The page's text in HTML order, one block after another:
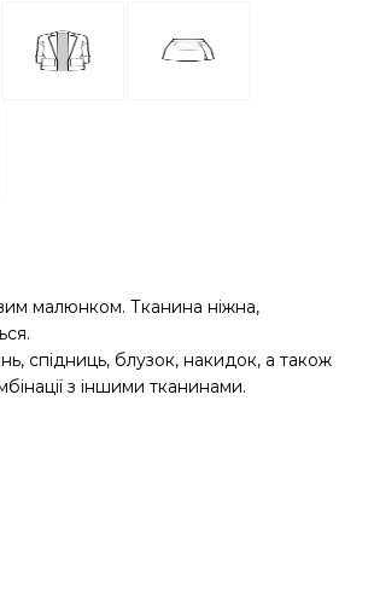
малюнком. Тканина ніжна,
спідниць, блузок, накидок, а також
з іншими тканинами.